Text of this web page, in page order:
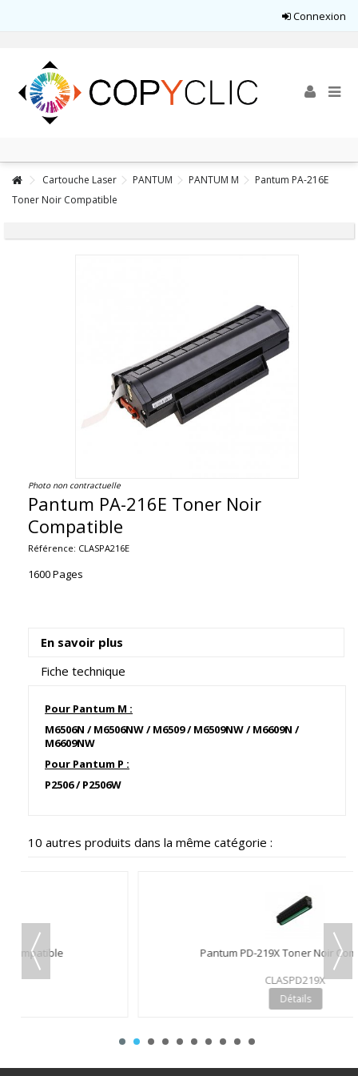
Connexion
Cartouche Laser PANTUM PANTUM M
Pantum PA-216E
Toner Noir Compatible
Photo non contractuelle
Pantum PA-216E Toner Noir
Compatible
Référence: CLASPA216E
1600 Pages
En savoir plus
Fiche technique
Pour Pantum M :
M6506N / M6506NW / M6509 / M6509NW / M6609N /
M6609NW
Pour Pantum P :
P2506 / P2506W
10 autres produits dans la même catégorie :
Pantum PD-219X Toner Noir Compatible